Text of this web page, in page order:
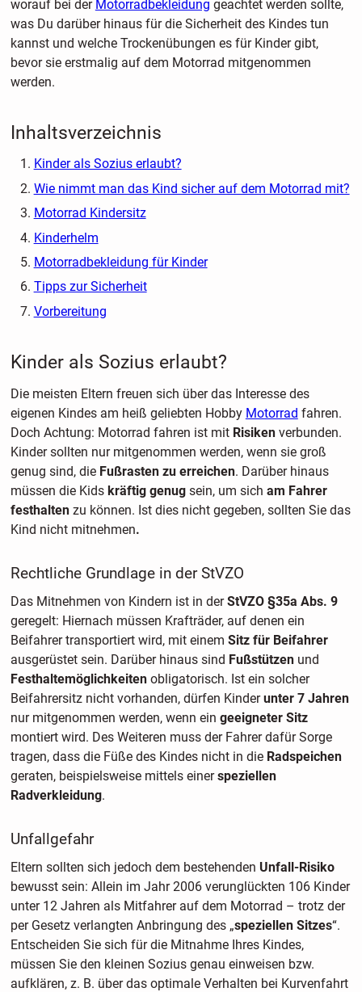
worauf bei der Motorradbekleidung geachtet werden sollte,
was Du darüber hinaus für die Sicherheit des Kindes tun
kannst und welche Trockenübungen es für Kinder gibt,
bevor sie erstmalig auf dem Motorrad mitgenommen
werden.
Inhaltsverzeichnis
Kinder als Sozius erlaubt?
Wie nimmt man das Kind sicher auf dem Motorrad mit?
Motorrad Kindersitz
Kinderhelm
Motorradbekleidung für Kinder
Tipps zur Sicherheit
Vorbereitung
Kinder als Sozius erlaubt?
Die meisten Eltern freuen sich über das Interesse des
eigenen Kindes am heiß geliebten Hobby Motorrad fahren.
Doch Achtung: Motorrad fahren ist mit Risiken verbunden.
Kinder sollten nur mitgenommen werden, wenn sie groß
genug sind, die Fußrasten zu erreichen. Darüber hinaus
müssen die Kids kräftig genugsein, um sich am Fahrer
festhalten zu können. Ist dies nicht gegeben, sollten Sie das
Kind nicht mitnehmen.
Rechtliche Grundlage in der StVZO
Das Mitnehmen von Kindern ist in derStVZO §35a Abs. 9
geregelt: Hiernach müssen Krafträder, auf denen ein
Beifahrer transportiert wird, mit einem Sitz für Beifahrer
ausgerüstet sein. Darüber hinaus sind Fußstützen und
Festhaltemöglichkeiten obligatorisch. Ist ein solcher
Beifahrersitz nicht vorhanden, dürfen Kinderunter 7 Jahren
nur mitgenommen werden, wenn ein geeigneter Sitz
montiert wird. Des Weiteren muss der Fahrer dafür Sorge
tragen, dass die Füße des Kindes nicht in die Radspeichen
geraten, beispielsweise mittels einerspeziellen
Radverkleidung.
Unfallgefahr
Eltern sollten sich jedoch dem bestehenden Unfall-Risiko
bewusst sein: Allein im Jahr 2006 verunglückten 106 Kinder
unter 12 Jahren als Mitfahrer auf dem Motorrad – trotz der
per Gesetz verlangten Anbringung des „speziellen Sitzes“.
Entscheiden Sie sich für die Mitnahme Ihres Kindes,
müssen Sie den kleinen Sozius genau einweisen bzw.
aufklären, z. B. über das optimale Verhalten bei Kurvenfahrt